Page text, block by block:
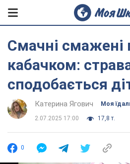
Смачні смажені
кабачком:
сподобається
Катерина Ягович Моя
2.07.2025 17:00 17,8 т.
0